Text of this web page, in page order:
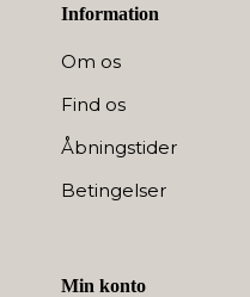
Information
Om os
Find os
Åbningstider
Betingelser
Min konto